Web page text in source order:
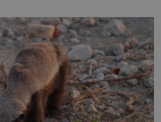
zakončit poznáváním památek ve
v termálním